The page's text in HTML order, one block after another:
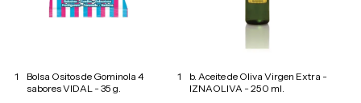
1
Bolsa Ositos de Gominola 4
sabores VIDAL - 35 g.
1
b. Aceite de Oliva Virgen Extra -
IZNAOLIVA - 250 ml.